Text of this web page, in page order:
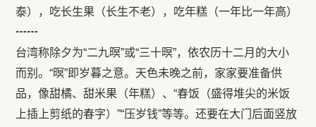
泰），吃长生果（长生不老），吃年糕（一年比一年高）
┅┅
台湾称除夕为“二九暝”或“三十暝”，依农历十二月的大小
而别。“暝”即岁暮之意。天色未晚之前，家家要准备供
品，像甜橘、甜米果（年糕）、“春饭（盛得堆尖的米饭
上插上剪纸的春字）”“压岁钱”等等。还要在大门后面竖放